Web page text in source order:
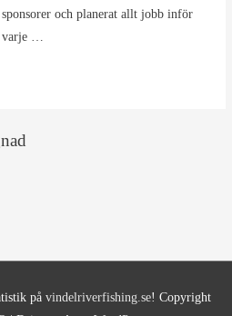
och planerat allt jobb inför
varje …
på vindelriverfishing.se! Copyright